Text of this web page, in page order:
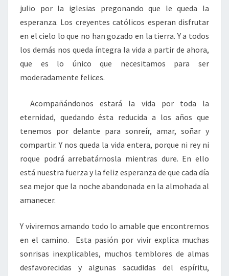
julio por la iglesias pregonando que le queda la
esperanza. Los creyentes católicos esperan disfrutar
en el cielo lo que no han gozado en la tierra. Y a todos
los demás nos queda íntegra la vida a partir de ahora,
que es lo único que necesitamos para ser
moderadamente felices.
Acompañándonos estará la vida por toda la
eternidad, quedando ésta reducida a los años que
tenemos por delante para sonreír, amar, soñar y
compartir. Y nos queda la vida entera, porque ni rey ni
roque podrá arrebatárnosla mientras dure. En ello
está nuestra fuerza y la feliz esperanza de que cada día
sea mejor que la noche abandonada en la almohada al
amanecer.
Y viviremos amando todo lo amable que encontremos
en el camino. Esta pasión por vivir explica muchas
sonrisas inexplicables, muchos temblores de almas
desfavorecidas y algunas sacudidas del espíritu,